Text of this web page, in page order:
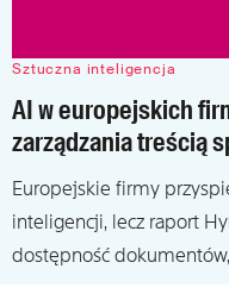
Sztuczna inteligencja
AI w europejskich
zarządzania treścią
Europejskie firmy
inteligencji, lecz raport
dostępność